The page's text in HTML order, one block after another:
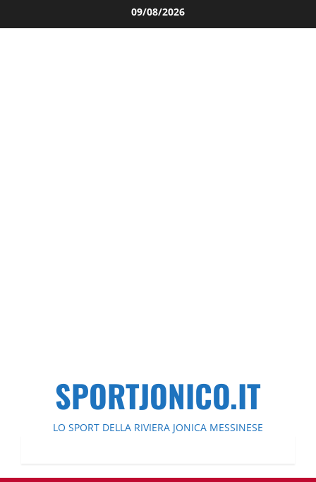
al
09/08/2026
SPORTJONICO.IT
LO SPORT DELLA RIVIERA JONICA MESSINESE